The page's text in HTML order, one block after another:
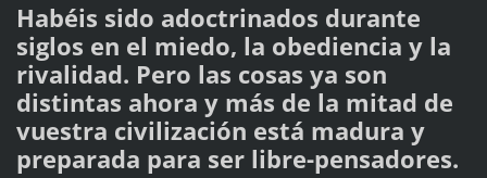
Habéis sido adoctrinados durante
siglos en el miedo, la obediencia y la
rivalidad. Pero las cosas ya son
distintas ahora y más de la mitad de
vuestra civilización está madura y
preparada para ser libre-pensadores.